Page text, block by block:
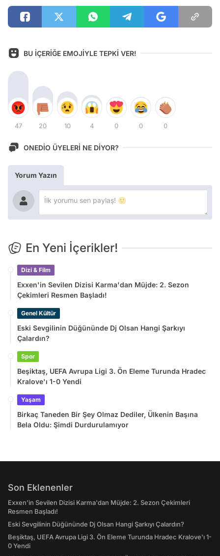
BU İÇERİĞE EMOJİYLE TEPKİ VER!
47 20 10 4 0 0 0
ONEDİO ÜYELERİ NE DİYOR?
Yorum Yazın
En Yeni İçerikler!
Dizi & Film
Exxen'in Sevilen Dizisi Karma'dan Müjde: 2. Sezon
Çekimleri Resmen Başladı!
Genel Kültür
Eski Sevgilinin Düğününde Dj Olsan Hangi Şarkıyı
Çalardın?
Spor
Beşiktaş, UEFA Avrupa Ligi 3. Ön Eleme Turunda Hradec
Kralove'ı 1-0 Yendi
Yaşam
Birkaç Taneden Bir Şey Olmaz Dediler, Ülkenin Başına
Bela Oldu: Şimdi Durdurulamıyor
Son Eklenenler
Exxen'in Sevilen Dizisi Karma'dan Müjde: 2. Sezon Çekimleri
Resmen Başladı!
Eski Sevgilinin Düğününde Dj Olsan Hangi Şarkıyı Çalardın?
Beşiktaş, UEFA Avrupa Ligi 3. Ön Eleme Turunda Hradec Kralove'ı 1-
0 Yendi